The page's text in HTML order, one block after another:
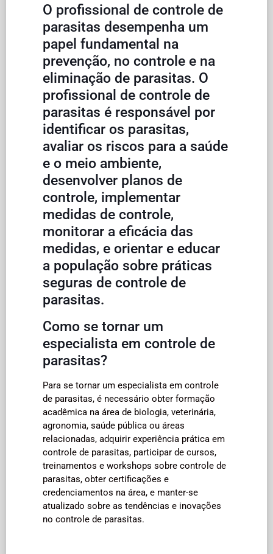
O profissional de controle de
parasitas desempenha um
papel fundamental na
prevenção, no controle e na
eliminação de parasitas. O
profissional de controle de
parasitas é responsável por
identificar os parasitas,
avaliar os riscos para a saúde
e o meio ambiente,
desenvolver planos de
controle, implementar
medidas de controle,
monitorar a eficácia das
medidas, e orientar e educar
a população sobre práticas
seguras de controle de
parasitas.
Como se tornar um
especialista em controle de
parasitas?
Para se tornar um especialista em controle
de parasitas, é necessário obter formação
acadêmica na área de biologia, veterinária,
agronomia, saúde pública ou áreas
relacionadas, adquirir experiência prática em
controle de parasitas, participar de cursos,
treinamentos e workshops sobre controle de
parasitas, obter certificações e
credenciamentos na área, e manter-se
atualizado sobre as tendências e inovações
no controle de parasitas.